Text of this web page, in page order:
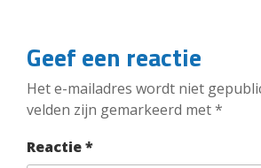
Geef een reactie
Het e-mailadres wordt niet
velden zijn gemarkeerd met*
Reactie*